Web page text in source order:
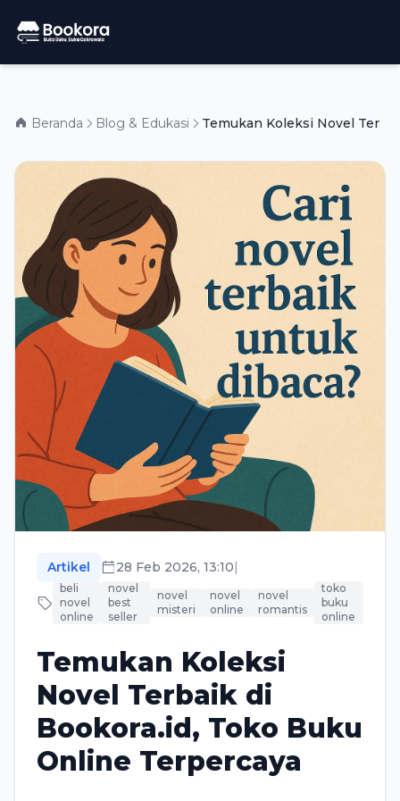
Beranda Blog & Edukasi Temukan Koleksi Novel
Artikel 28 Feb 2026, 13:10|
beli
novel
online
novel
best
seller
novel
misteri
novel
online
novel
romantis
toko
buku
online
Temukan Koleksi
Novel Terbaik di
Bookora.id, Toko Buku
Online Terpercaya